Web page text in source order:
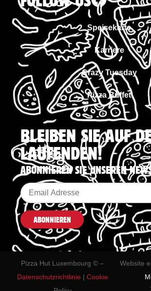
Speisekarte
Karriere
Crazy Tuesday
Pizza Buffet
BLEIBEN SIE AUF
LAUFENDEN!
ABONNIEREN SIE UNSEREN
Pizza Hut Luxembourg © –
Datenschutzrichtlinie| Cookie
Website